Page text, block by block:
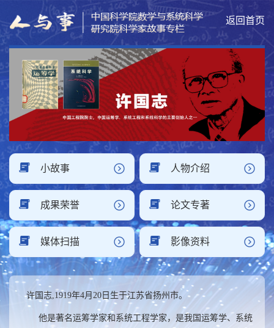
返回首页
小故事 人物介绍
成果荣誉 论文专著
媒体扫描 影像资料
许国志,1919年4月 20 日生于江苏省扬州市。
他是著名运筹学家和系统工程学家，是我国运筹学、系统